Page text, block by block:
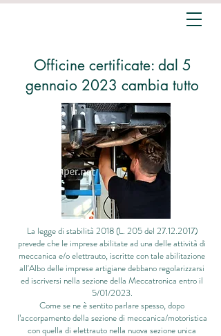
Officine certificate: dal 5
gennaio 2023 cambia tutto
La legge di stabilità 2018 (L. 205 del 27.12.2017)
prevede che le imprese abilitate ad una delle attività di
meccanica e/o elettrauto, iscritte con tale abilitazione
all'Albo delle imprese artigiane debbano regolarizzarsi
ed iscriversi nella sezione della Meccatronica entro il
5/01/2023.
Come se ne è sentito parlare spesso, dopo
l’accorpamento della sezione di meccanica/motoristica
con quella di elettrauto nella nuova sezione unica